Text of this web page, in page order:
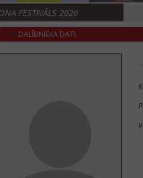
FESTIVĀLS 2026
DALĪBNIEKA DATI